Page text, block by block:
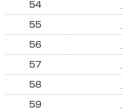
54
55
56
57
58
59